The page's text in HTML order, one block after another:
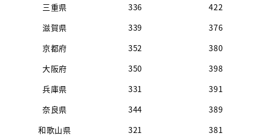
三重県
336
422
滋賀県
339
376
京都府
352
380
大阪府
350
398
兵庫県
331
391
奈良県
344
389
和歌山県
321
381